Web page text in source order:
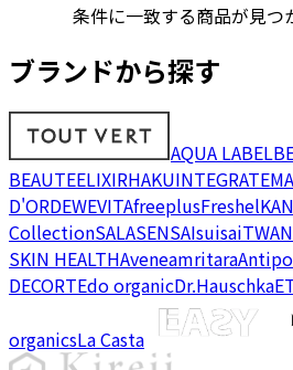
条件に一致する商品が見つ
ブランドから探す
AQUA LABEL
BEAUTEELIXIRHAKUINTEGRATE
D'ORDEWEVITAfreeplusFreshel
CollectionSALASENSAIsuisai
SKIN HEALTHAveneamritara
DECORTEdo organicDr.Hauschka
organicsLa Casta